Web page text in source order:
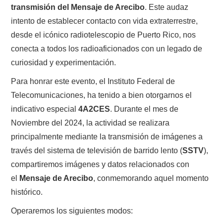
MODOS DIGITALES
MORSE CW APRENDE Y MAS
PATROCINADORES
PLAN DE BANDAS DE
RADIOAFICIONADOS EN MEXICO
PROPAGACIÓN
SALÓN DE LA FAMA DEL CRECJ
transmisión del Mensaje de Arecibo. Este audaz
intento de establecer contacto con vida extraterrestre,
desde el icónico radiotelescopio de Puerto Rico, nos
conecta a todos los radioaficionados con un legado de
curiosidad y experimentación.
Para honrar este evento, el Instituto Federal de
Telecomunicaciones, ha tenido a bien otorgarnos el
indicativo especial4A2CES. Durante el mes de
Noviembre del 2024, la actividad se realizara
principalmente mediante la transmisión de imágenes a
través del sistema de televisión de barrido lento (SSTV),
compartiremos imágenes y datos relacionados con
el
Mensaje de Arecibo, conmemorando aquel momento
histórico.
Operaremos los siguientes modos: